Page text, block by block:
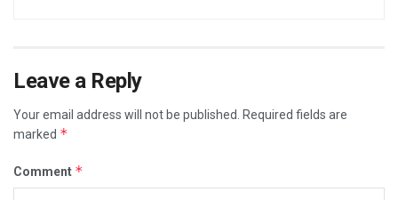
Leave a Reply
Your email address will not be published. Required fields are
marked *
Comment *